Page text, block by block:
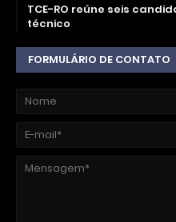
TCE-RO reúne seis
técnico
FORMULÁRIO DE CONTATO